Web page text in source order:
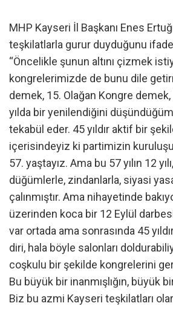
MHP Kayseri İl Başkanı Enes
teşkilatlarla gurur duyduğunu
“Öncelikle şunun altını çizmek
kongrelerimizde de bunu dile
demek, 15. Olağan Kongre
yılda bir yenilendiğini
tekabül eder. 45 yıldır aktif bir
içerisindeyiz ki partimizin
57. yaştayız. Ama bu 57 yılın 12
düğümlerle, zindanlarla, siyasi
çalınmıştır. Ama nihayetinde
üzerinden koca bir 12 Eylül
var ortada ama sonrasında 45
diri, hala böyle salonları
coşkulu bir şekilde kongrelerini
Bu büyük bir inanmışlığın, büyük
Biz bu azmi Kayseri teşkilatları